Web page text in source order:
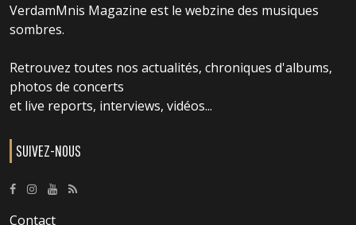
VerdamMnis Magazine est le webzine des musiques
sombres.
Retrouvez toutes nos actualités, chroniques d'albums,
photos de concerts
et live reports, interviews, vidéos...
SUIVEZ-NOUS
Contact